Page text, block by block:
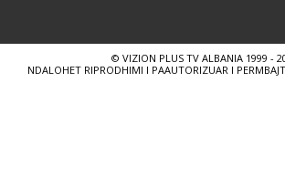
© VIZION PLUS TV ALBANIA 1999 -
NDALOHET RIPRODHIMI I PAAUTORIZUAR I